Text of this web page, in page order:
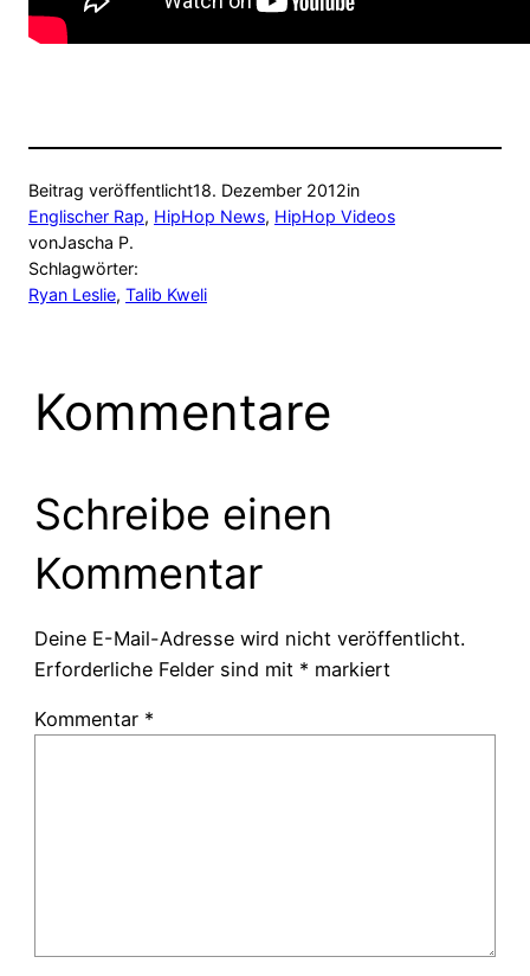
Beitrag veröffentlicht18. Dezember 2012in
Englischer Rap, HipHop News, HipHop Videos
vonJascha P.
Schlagwörter:
Ryan Leslie, Talib Kweli
Kommentare
Schreibe einen
Kommentar
Deine E-Mail-Adresse wird nicht veröffentlicht.
Erforderliche Felder sind mit * markiert
Kommentar *